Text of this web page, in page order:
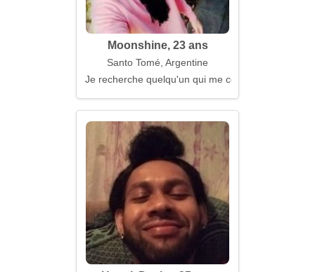
Moonshine, 23 ans
Santo Tomé, Argentine
Je recherche quelqu'un qui me comprend